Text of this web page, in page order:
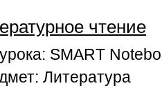
чтение
SMART
Литература